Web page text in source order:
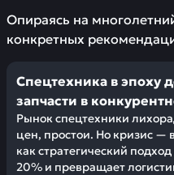
Опираясь на
конкретных
Спецтехника в эпоху
запчасти в
Рынок спецтехники
цен, простои. Но кризис —
как стратегический
20% и превращает